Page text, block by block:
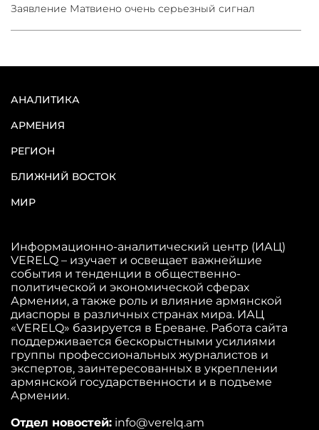
Заявление Матвиено очень серьезный сигнал
АНАЛИТИКА
АРМЕНИЯ
РЕГИОН
БЛИЖНИЙ ВОСТОК
МИР
Информационно-аналитический центр (ИАЦ)
VERELQ – изучает и освещает важнейшие
события и тенденции в общественно-
политической и экономической сферах
Армении, а также роль и влияние армянской
диаспоры в различных странах мира. ИАЦ
«VERELQ» базируется в Ереване. Работа сайта
поддерживается бескорыстными усилиями
группы профессиональных журналистов и
экспертов, заинтересованных в укреплении
армянской государственности и в подъеме
Армении.
Отдел новостей: info@verelq.am